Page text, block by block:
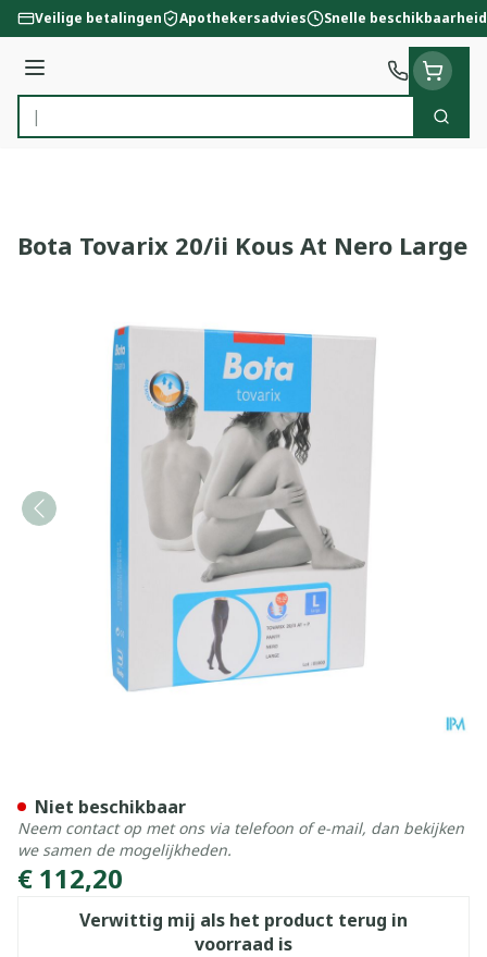
Ga naar de inhoud
Veilige betalingen Apothekersadvies Snelle beschikbaarheid
Menu
Product, merk, categorie...
Zoek
Bota Tovarix 20/ii Kous At Nero Large
€ 112,20
Verwittig mij als het product terug in
voorraad is
Niet beschikbaar
Neem contact op met ons via telefoon of e-mail, dan bekijken
we samen de mogelijkheden.